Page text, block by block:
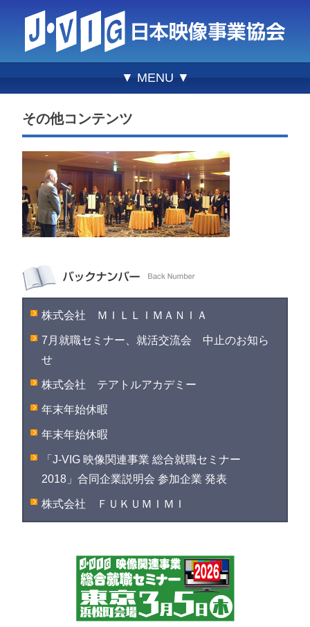
▼ MENU ▼
その他コンテンツ
株式会社 ＭＩＬＬＩＭＡＮＩＡ
7月就職セミナー、就活交流会 中止のお知ら
せ
株式会社 テアトルアカデミー
年末年始休暇
年末年始休暇
「J-VIG 映像関連事業 総合就職セミナー
2018」合同企業説明会 参加企業 発表
株式会社 ＦＵＫＵＭＩＭＩ